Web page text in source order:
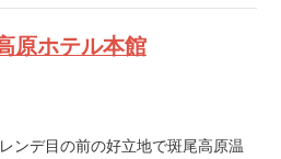
原ホテル本館
ンデ目の前の好立地で斑尾高原温